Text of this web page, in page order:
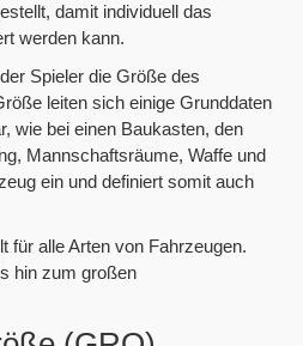
damit individuell das
werden kann.
Spieler die Größe des
leiten sich einige Grunddaten
wie bei einen Baukasten, den
Mannschaftsräume, Waffe und
ein und definiert somit auch
für alle Arten von Fahrzeugen.
hin zum großen